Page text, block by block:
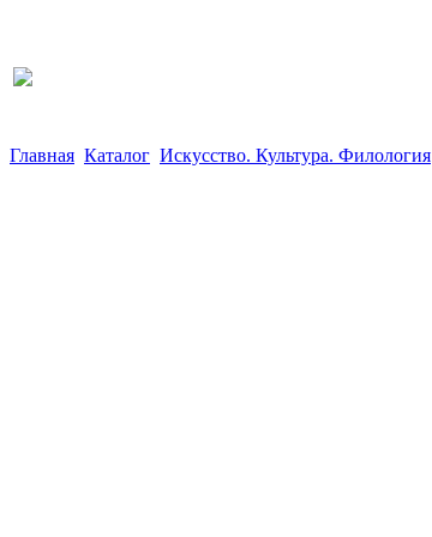
Главная Каталог Искусство. Культура. Филология